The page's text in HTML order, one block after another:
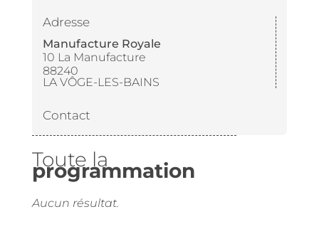
Adresse
Manufacture Royale
10 La Manufacture
88240
LA VÔGE-LES-BAINS
Contact
Toute la
programmation
Aucun résultat.